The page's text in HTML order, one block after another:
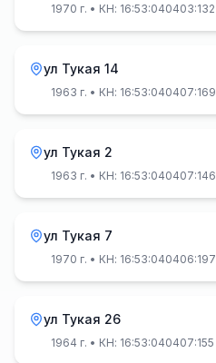
1970 г. • КН: 16:53:040403:132
ул Тукая 14
1963 г. • КН: 16:53:040407:169
ул Тукая 2
1963 г. • КН: 16:53:040407:146
ул Тукая 7
1970 г. • КН: 16:53:040406:197
ул Тукая 26
1964 г. • КН: 16:53:040407:155